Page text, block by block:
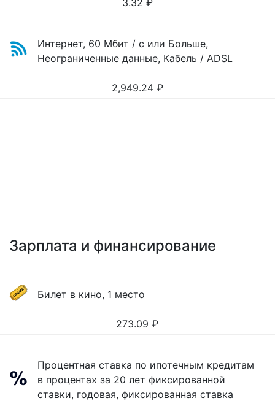
3.32 ₽
Интернет, 60 Мбит / с или Больше,
Неограниченные данные, Кабель / ADSL
2,949.24 ₽
Зарплата и финансирование
Билет в кино, 1 место
273.09 ₽
Процентная ставка по ипотечным кредитам
в процентах за 20 лет фиксированной
ставки, годовая, фиксированная ставка